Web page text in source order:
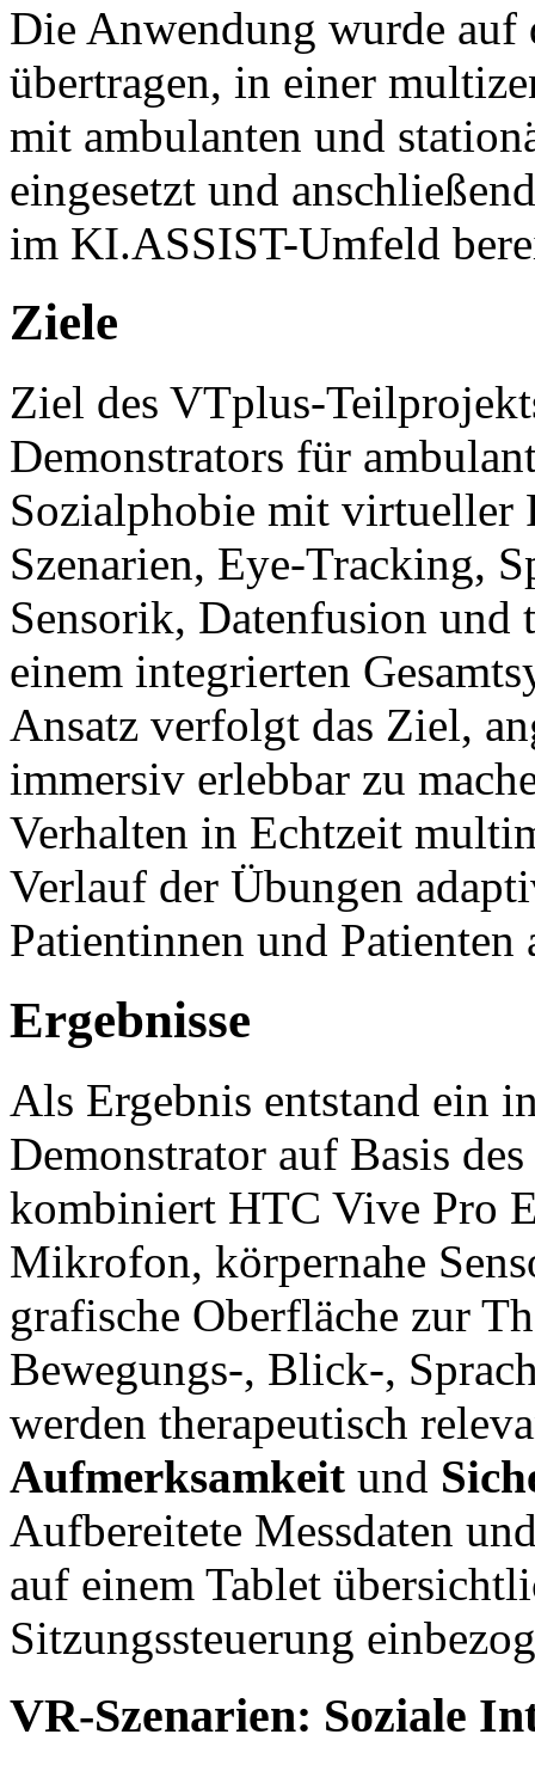
Die Anwendung wurde
übertragen, in einer
mit ambulanten und
eingesetzt und
im KI.ASSIST-Umfeld
Ziele
Ziel des VTplus-
Demonstrators für
Sozialphobie mit virtueller
Szenarien, Eye-Tracking,
Sensorik, Datenfusion und
einem integrierten
Ansatz verfolgt das Ziel,
immersiv erlebbar zu
Verhalten in Echtzeit
Verlauf der Übungen
Patientinnen und Patienten
Ergebnisse
Als Ergebnis entstand ein
Demonstrator auf Basis des
kombiniert HTC Vive Pro
Mikrofon, körpernahe
grafische Oberfläche zur
Bewegungs-, Blick-,
werden therapeutisch
Aufmerksamkeit und
Aufbereitete Messdaten
auf einem Tablet
Sitzungssteuerung
VR-Szenarien: Soziale